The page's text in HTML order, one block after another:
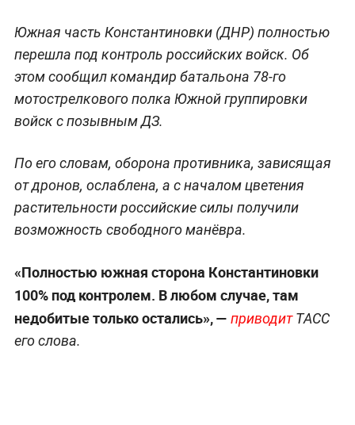
Южная часть Константиновки (ДНР) полностью
перешла под контроль российских войск. Об
этом сообщил командир батальона 78-го
мотострелкового полка Южной группировки
войск с позывным ДЗ.
По его словам, оборона противника, зависящая
от дронов, ослаблена, а с началом цветения
растительности российские силы получили
возможность свободного манёвра.
«Полностью южная сторона Константиновки
100% под контролем. В любом случае, там
недобитые только остались», — приводитТАСС
его слова.